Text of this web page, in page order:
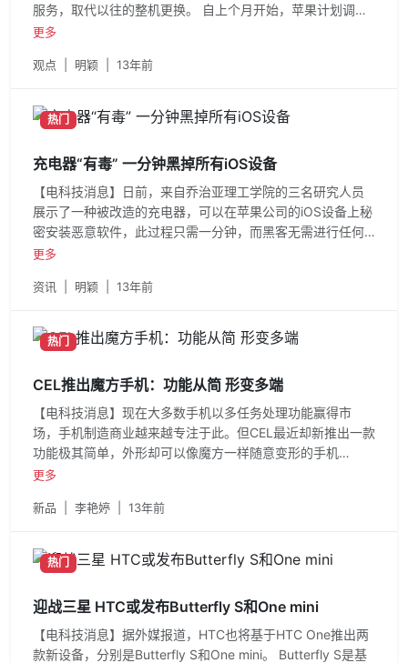
服务，取代以往的整机更换。 自上个月开始，苹果计划调整
其售后服务政策
更多
观点 明颖 13年前
热门
充电器“有毒” 一分钟黑掉所有iOS设备
【电科技消息】日前，来自乔治亚理工学院的三名研究人员
展示了一种被改造的充电器，可以在苹果公司的iOS设备上秘
密安装恶意软件，此过程只需一分钟，而黑客无需进行任何
用户交互。此
更多
资讯 明颖 13年前
热门
CEL推出魔方手机：功能从简 形变多端
【电科技消息】现在大多数手机以多任务处理功能赢得市
场，手机制造商业越来越专注于此。但CEL最近却新推出一款
功能极其简单，外形却可以像魔方一样随意变形的手机
CELsphone。 在互联网如
更多
新品 李艳婷 13年前
热门
迎战三星 HTC或发布Butterfly S和One mini
【电科技消息】据外媒报道，HTC也将基于HTC One推出两
款新设备，分别是Butterfly S和One mini。 Butterfly S是基